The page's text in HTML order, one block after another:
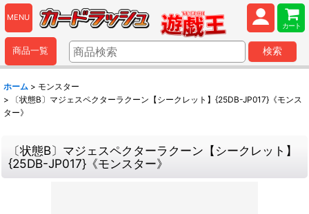
MENU
カート
商品一覧 検索
ホーム > モンスター
>
〔状態B〕マジェスペクターラクーン【シークレット】{25DB-JP017}《モンス
ター》
〔状態B〕マジェスペクターラクーン【シークレット】
{25DB-JP017}《モンスター》